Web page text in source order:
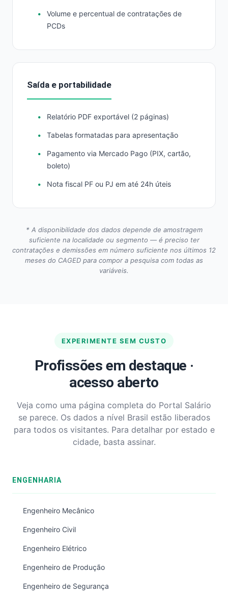
Volume e percentual de contratações de
PCDs
Saída e portabilidade
Relatório PDF exportável (2 páginas)
Tabelas formatadas para apresentação
Pagamento via Mercado Pago (PIX, cartão,
boleto)
Nota fiscal PF ou PJ em até 24h úteis
* A disponibilidade dos dados depende de amostragem
suficiente na localidade ou segmento — é preciso ter
contratações e demissões em número suficiente nos últimos 12
meses do CAGED para compor a pesquisa com todas as
variáveis.
EXPERIMENTE SEM CUSTO
Profissões em destaque ·
acesso aberto
Veja como uma página completa do Portal Salário
se parece. Os dados a nível Brasil estão liberados
para todos os visitantes. Para detalhar por estado e
cidade, basta assinar.
ENGENHARIA
Engenheiro Mecânico
Engenheiro Civil
Engenheiro Elétrico
Engenheiro de Produção
Engenheiro de Segurança